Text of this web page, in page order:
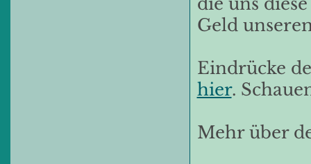
Geld
Eindrücke
hier.
Mehr über